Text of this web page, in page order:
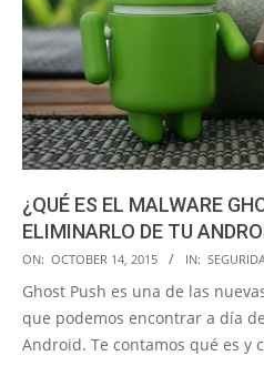
¿QUÉ ES EL MALWARE
ELIMINARLO DE TU
2015-
10-
ON: OCTOBER 14, 2015 IN:
Ghost Push es una de las
que podemos encontrar a día
Android. Te contamos qué es y